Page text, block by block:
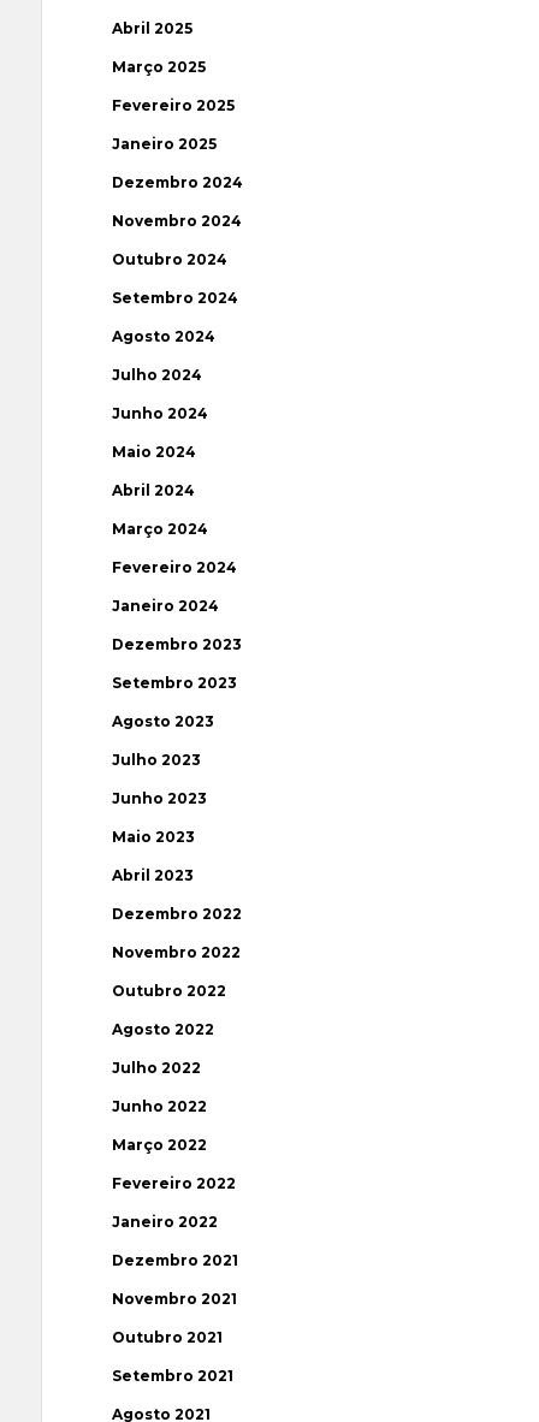
Abril 2025
Março 2025
Fevereiro 2025
Janeiro 2025
Dezembro 2024
Novembro 2024
Outubro 2024
Setembro 2024
Agosto 2024
Julho 2024
Junho 2024
Maio 2024
Abril 2024
Março 2024
Fevereiro 2024
Janeiro 2024
Dezembro 2023
Setembro 2023
Agosto 2023
Julho 2023
Junho 2023
Maio 2023
Abril 2023
Dezembro 2022
Novembro 2022
Outubro 2022
Agosto 2022
Julho 2022
Junho 2022
Março 2022
Fevereiro 2022
Janeiro 2022
Dezembro 2021
Novembro 2021
Outubro 2021
Setembro 2021
Agosto 2021